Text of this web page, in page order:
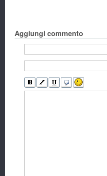
Aggiungi commento